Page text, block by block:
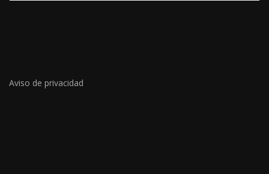
Aviso de privacidad